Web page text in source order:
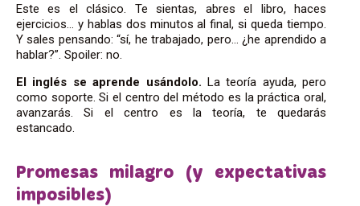
Este es el clásico. Te sientas, abres el libro, haces
ejercicios… y hablas dos minutos al final, si queda tiempo.
Y sales pensando: “sí, he trabajado, pero… ¿he aprendido a
hablar?”. Spoiler: no.
El inglés se aprende usándolo. La teoría ayuda, pero
como soporte. Si el centro del método es la práctica oral,
avanzarás. Si el centro es la teoría, te quedarás
estancado.
Promesas milagro (y expectativas
imposibles)